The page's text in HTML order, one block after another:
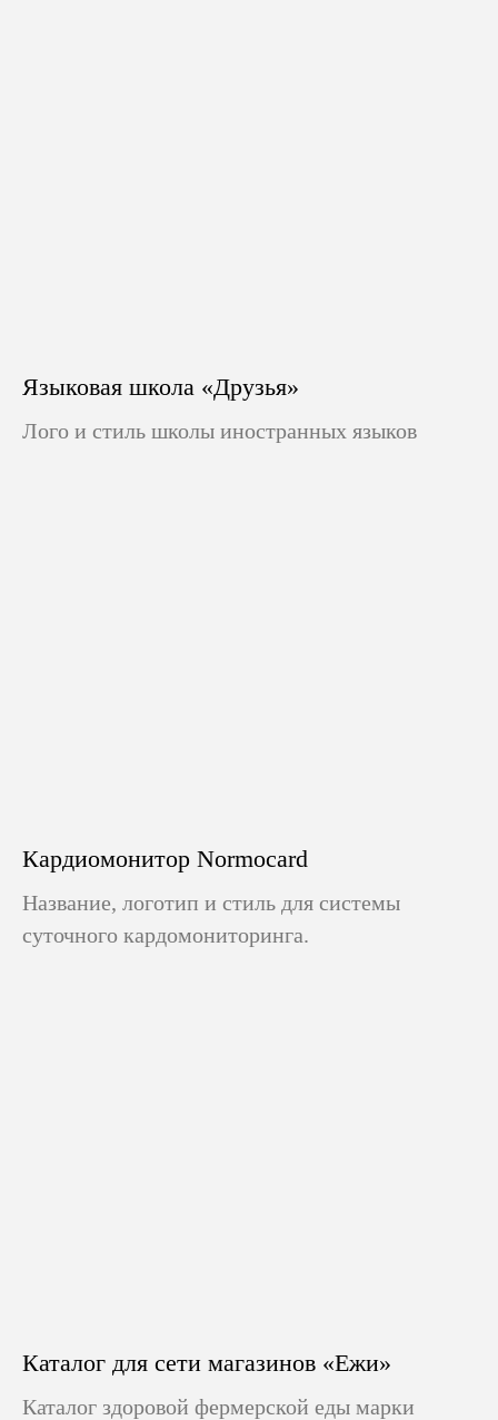
Языковая школа «Друзья»
Лого и стиль школы иностранных языков
Кардиомонитор Normocard
Название, логотип и стиль для системы
суточного кардомониторинга.
Каталог для сети магазинов «Ежи»
Каталог здоровой фермерской еды марки